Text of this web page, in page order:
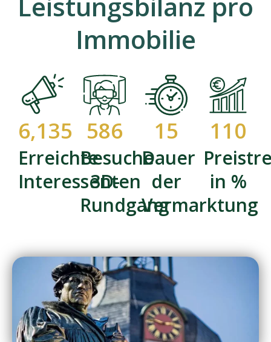
Immobilie
6,135
Erreichte
Interessenten
586
Besuche
3D-
Rundgang
15
Dauer
der
Vermarktung
110
in %